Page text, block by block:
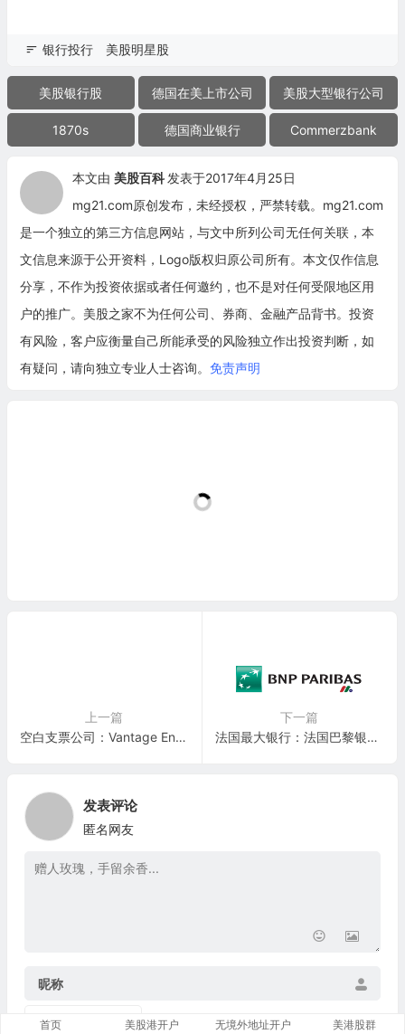
银行投行 美股明星股
美股银行股 德国在美上市公司 美股大型银行公司
1870s 德国商业银行 Commerzbank
本文由 美股百科 发表于2017年4月25日
mg21.com原创发布，未经授权，严禁转载。mg21.com
是一个独立的第三方信息网站，与文中所列公司无任何关联，本
文信息来源于公开资料，Logo版权归原公司所有。本文仅作信息
分享，不作为投资依据或者任何邀约，也不是对任何受限地区用
户的推广。美股之家不为任何公司、券商、金融产品背书。投资
有风险，客户应衡量自己所能承受的风险独立作出投资判断，如
有疑问，请向独立专业人士咨询。 免责声明
上一篇
空白支票公司：Vantage Energy(VEI)
下一篇
法国最大银行：法国巴黎银行（法巴）BNP Paribas(BNPQY)
发表评论
匿名网友
昵称
首页 美股港开户 无境外地址开户 美港股群